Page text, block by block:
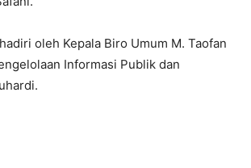
oleh Kepala Biro Umum M. Taofan
Informasi Publik dan